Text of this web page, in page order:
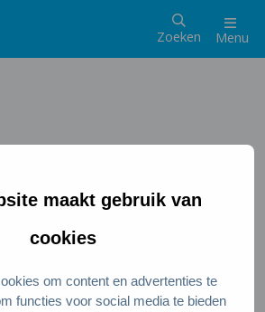
maakt gebruik van
cookies
om content en advertenties te
functies voor social media te bieden
Zoeken Menu
samenleving
en diensten